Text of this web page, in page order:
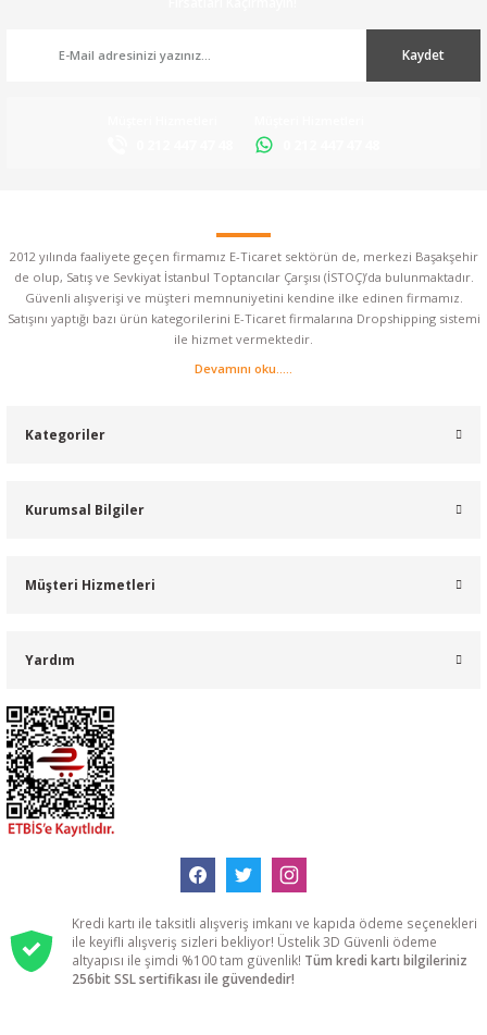
Kaydet
2012 yılında faaliyete geçen firmamız E-Ticaret sektörün de, merkezi Başakşehir
de olup, Satış ve Sevkiyat İstanbul Toptancılar Çarşısı (İSTOÇ)’da bulunmaktadır.
Güvenli alışverişi ve müşteri memnuniyetini kendine ilke edinen firmamız.
Satışını yaptığı bazı ürün kategorilerini E-Ticaret firmalarına Dropshipping sistemi
ile hizmet vermektedir.
Devamını oku.....
Kategoriler
Kurumsal Bilgiler
Müşteri Hizmetleri
Yardım
Kredi kartı ile taksitli alışveriş imkanı ve kapıda ödeme seçenekleri
ile keyifli alışveriş sizleri bekliyor! Üstelik 3D Güvenli ödeme
altyapısı ile şimdi %100 tam güvenlik! Tüm kredi kartı bilgileriniz
256bit SSL sertifikası ile güvendedir!